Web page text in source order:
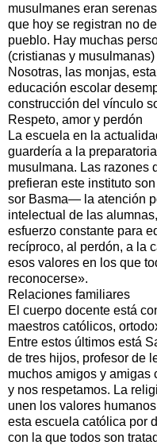
musulmanes eran
que hoy se registran no
pueblo. Hay muchas
(cristianas y
Nosotras, las monjas,
educación escolar
construcción del vínculo
Respeto, amor y perdón
La escuela en la
guardería a la
musulmana. Las razones
prefieran este instituto
sor Basma— la atención
intelectual de las
esfuerzo constante para
recíproco, al perdón, a la
esos valores en los que
reconocerse».
Relaciones familiares
El cuerpo docente está
maestros católicos,
Entre estos últimos está
de tres hijos, profesor de
muchos amigos y
y nos respetamos. La
unen los valores
esta escuela católica por
con la que todos son